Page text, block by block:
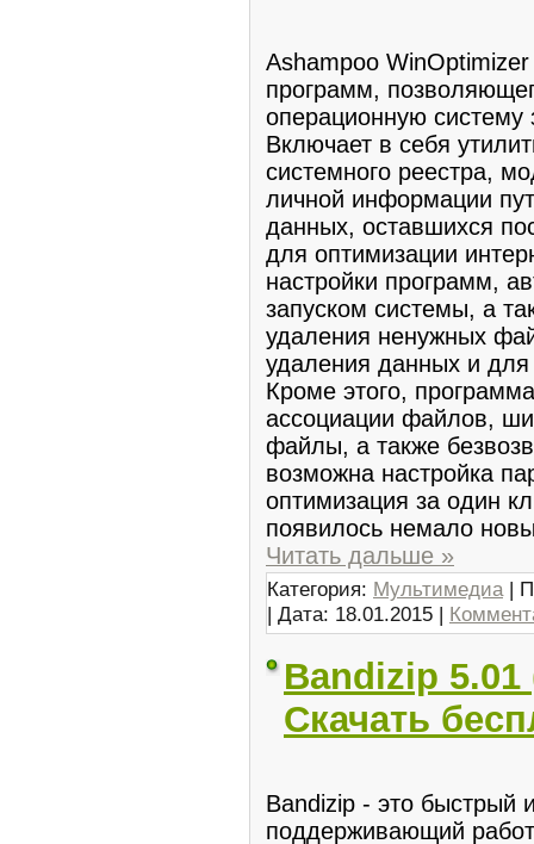
Ashampoo
программ,
операционную систему
Включает в себя
системного реестра,
личной информации
данных, оставшихся
для оптимизации
настройки программ,
запуском системы, а
удаления ненужных
удаления данных и
Кроме этого,
ассоциации файлов,
файлы, а также
возможна настройка
оптимизация за один
появилось немало
Читать дальше »
Категория: Мультимедиа |
| Дата: 18.01.2015 |
Bandizip 5.01
Скачать
Bandizip - это быстрый
поддерживающий